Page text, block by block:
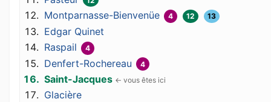
Montparnasse-Bienvenüe 4 12 13
Edgar Quinet
Raspail
4
Denfert-Rochereau 4
Saint-Jacques
Glacière